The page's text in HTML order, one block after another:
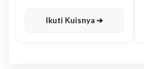
Ikuti Kuisnya ➔